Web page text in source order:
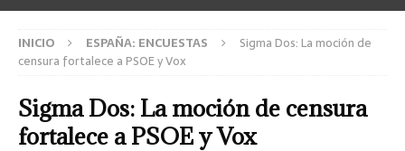
INICIO ESPAÑA: ENCUESTAS
Sigma Dos: La moción de
censura fortalece a PSOE y Vox
Sigma Dos: La moción de censura
fortalece a PSOE y Vox